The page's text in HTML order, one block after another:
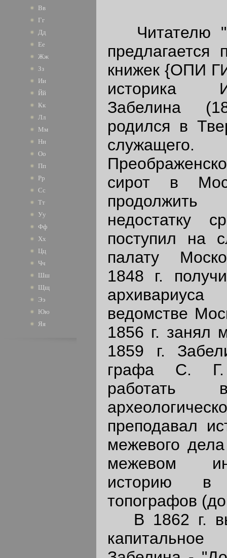
Вв
Гг
Дд
Ее
Жж
Зз
Ии
Йй
Кк
Лл
Мм
Нн
Оо
Пп
Рр
Сс
Тт
Уу
Фф
Хх
Цц
Чч
Шш
Щщ
Ээ
Юю
Яя
Читателю
предлагается
книжек {ОПИ
историка
Забелина
родился в
сирот в
недостатку
поступил на
палату
1848 г.
ведомстве
1856 г. занял
1859 г.
графа С. Г.
работать
преподавал
межевого
межевом
историю в
топографов
В 1862 г.